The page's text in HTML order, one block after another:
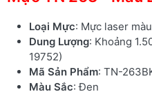
Loại Mực: Mực laser
Dung Lượng: Khoảng
19752)
Mã Sản Phẩm: TN-
Màu Sắc: Đen